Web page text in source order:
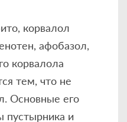
корвалол
афобазол,
корвалола
тем, что не
Основные его
пустырника и